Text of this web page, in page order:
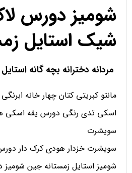
شومیز دورس
شیک استایل
مردانه دخترانه بچه گانه استایل
اسکی تدی رنگی دورس یقه اسکی
سویشرت
سویشرت خزدار هودی کرک دار
شومیز استایل زمستانه جین